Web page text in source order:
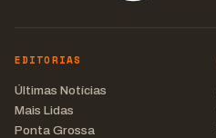
EDITORIAS
Últimas Notícias
Mais Lidas
Ponta Grossa